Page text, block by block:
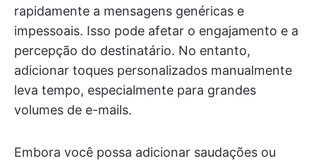
rapidamente a mensagens genéricas e
impessoais. Isso pode afetar o engajamento e a
percepção do destinatário. No entanto,
adicionar toques personalizados manualmente
leva tempo, especialmente para grandes
volumes de e-mails.
Embora você possa adicionar saudações ou